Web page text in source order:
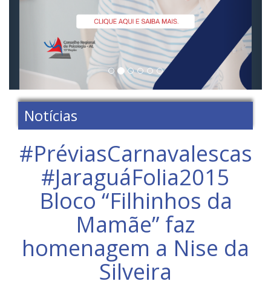
Notícias
#PréviasCarnavalescas
#JaraguáFolia2015
Bloco “Filhinhos da
Mamãe” faz
homenagem a Nise da
Silveira